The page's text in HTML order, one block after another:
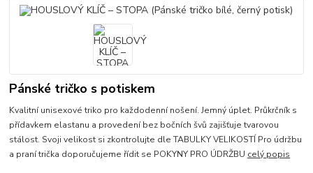
Pánské tričko s potiskem
Kvalitní unisexové triko pro každodenní nošení. Jemný úplet. Průkrčník s
přídavkem elastanu a provedení bez bočních švů zajišťuje tvarovou
stálost. Svoji velikost si zkontrolujte dle TABULKY VELIKOSTÍ Pro údržbu
a praní trička doporučujeme řídit se POKYNY PRO ÚDRŽBU celý popis